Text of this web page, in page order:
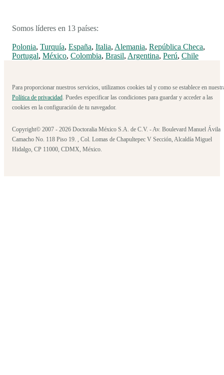
Somos líderes en 13 países:
Polonia, Turquía, España, Italia, Alemania, República Checa,
Portugal, México, Colombia, Brasil, Argentina, Perú, Chile
Para proporcionar nuestros servicios, utilizamos cookies tal y como se establece en
Política de privacidad . Puedes especificar las condiciones para guardar y acceder a las
cookies en la configuración de tu navegador.
Copyright© 2007 - 2026 Doctoralia México S.A. de C.V. - Av. Boulevard Manuel Ávila
Camacho No. 118 Piso 19. , Col. Lomas de Chapultepec V Sección, Alcaldía Miguel
Hidalgo, CP 11000, CDMX, México.